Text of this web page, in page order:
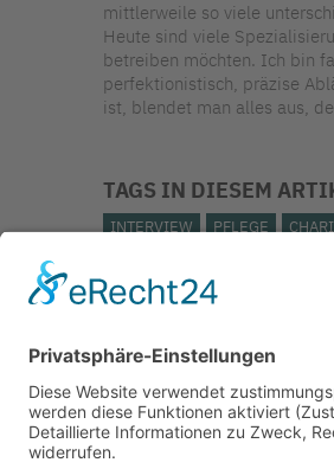
mittlerweile so viele
Heute sind viele
betreiben möchten. Ich bin
perfektionistisch, präzise
ist, blendet man alles aus,
TAGS IN DIESEM
INTERVIEW PFLEGE